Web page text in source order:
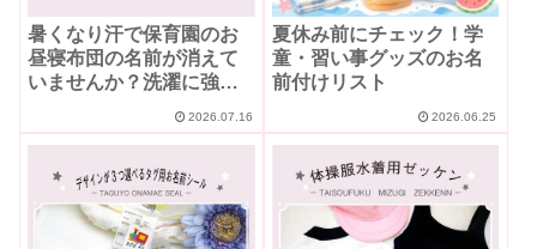
暑くなり汗で保育園のお
昼寝布団の名前が消えて
いませんか？洗濯に強い
「お昼寝布団用アイロン
シール」をご紹介♪
2026.07.16
夏休み前にチェック！学
童・習い事グッズのお名
前付けリスト
2026.06.25